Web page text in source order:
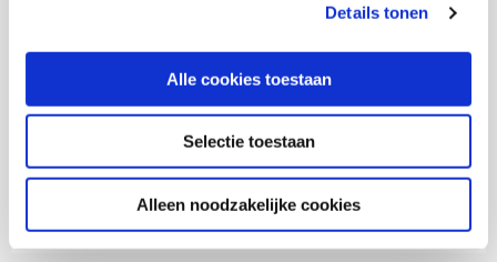
Details tonen
Alle cookies toestaan
Selectie toestaan
Alleen noodzakelijke cookies